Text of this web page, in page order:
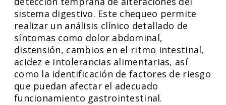
sistema digestivo. Este chequeo permite
realizar un análisis clínico detallado de
síntomas como dolor abdominal,
distensión, cambios en el ritmo intestinal,
acidez e intolerancias alimentarias, así
como la identificación de factores de riesgo
que puedan afectar el adecuado
funcionamiento gastrointestinal.